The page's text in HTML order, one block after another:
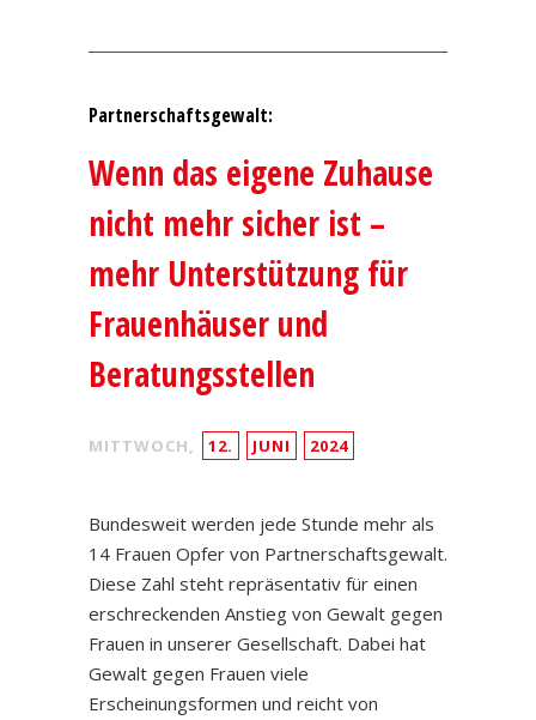
Partnerschaftsgewalt:
Wenn das eigene Zuhause
nicht mehr sicher ist –
mehr Unterstützung für
Frauenhäuser und
Beratungsstellen
MITTWOCH, 12. JUNI 2024
Bundesweit werden jede Stunde mehr als
14 Frauen Opfer von Partnerschaftsgewalt.
Diese Zahl steht repräsentativ für einen
erschreckenden Anstieg von Gewalt gegen
Frauen in unserer Gesellschaft. Dabei hat
Gewalt gegen Frauen viele
Erscheinungsformen und reicht von